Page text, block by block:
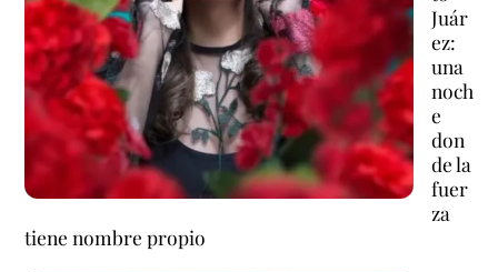
Juár
ez:
una
noch
e
don
de la
fuer
za
tiene nombre propio